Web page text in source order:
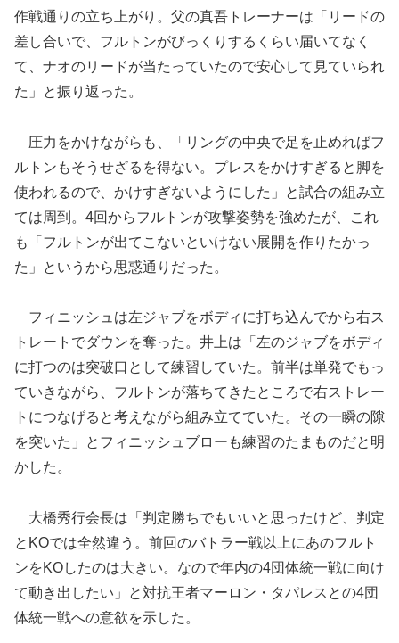
作戦通りの立ち上がり。父の真吾トレーナーは「リードの
差し合いで、フルトンがびっくりするくらい届いてなく
て、ナオのリードが当たっていたので安心して見ていられ
た」と振り返った。
圧力をかけながらも、「リングの中央で足を止めればフ
ルトンもそうせざるを得ない。プレスをかけすぎると脚を
使われるので、かけすぎないようにした」と試合の組み立
ては周到。4回からフルトンが攻撃姿勢を強めたが、これ
も「フルトンが出てこないといけない展開を作りたかっ
た」というから思惑通りだった。
フィニッシュは左ジャブをボディに打ち込んでから右ス
トレートでダウンを奪った。井上は「左のジャブをボディ
に打つのは突破口として練習していた。前半は単発でもっ
ていきながら、フルトンが落ちてきたところで右ストレー
トにつなげると考えながら組み立てていた。その一瞬の隙
を突いた」とフィニッシュブローも練習のたまものだと明
かした。
大橋秀行会長は「判定勝ちでもいいと思ったけど、判定
とKOでは全然違う。前回のバトラー戦以上にあのフルト
ンをKOしたのは大きい。なので年内の4団体統一戦に向け
て動き出したい」と対抗王者マーロン・タパレスとの4団
体統一戦への意欲を示した。